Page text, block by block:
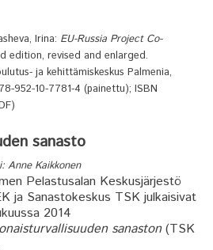
Irina: EU-Russia Project Co-
edition, revised and enlarged.
ja kehittämiskeskus Palmenia,
952-10-7781-4 (painettu); ISBN
sanasto
Anne Kaikkonen
Pelastusalan Keskusjärjestö
ja Sanastokeskus TSK julkaisivat
2014
sanaston(TSK